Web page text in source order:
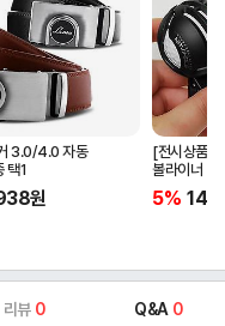
3.0/4.0 자동
택1
원
[전시상품]
볼라이너 +
5%
리뷰 0 Q&A 0